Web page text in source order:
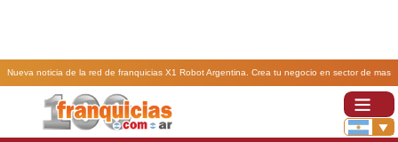
Nueva noticia de la red de franquicias X1 Robot Argentina. Crea tu negocio en sector de mas
consumo bebidas saludables Italia.